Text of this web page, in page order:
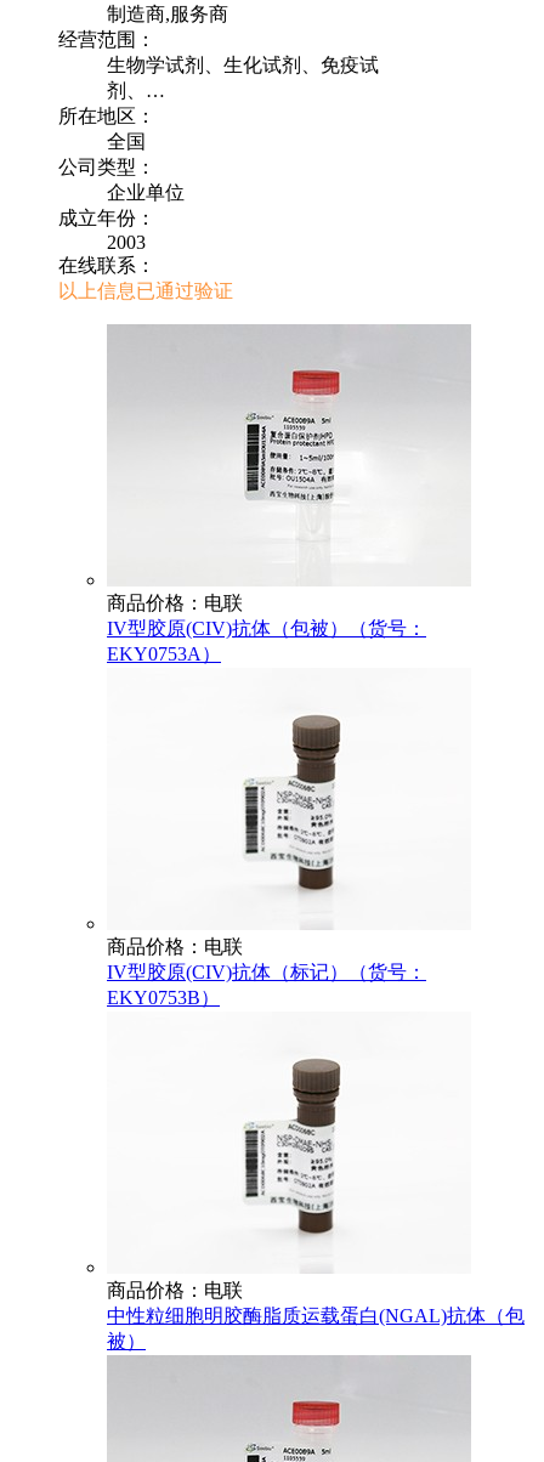
制造商,服务商
经营范围：
生物学试剂、生化试剂、免疫试
剂、…
所在地区：
全国
公司类型：
企业单位
成立年份：
2003
在线联系：
以上信息已通过验证
商品价格：电联
IV型胶原(CIV)抗体（包被）（货号：
EKY0753A）
商品价格：电联
IV型胶原(CIV)抗体（标记）（货号：
EKY0753B）
商品价格：电联
中性粒细胞明胶酶脂质运载蛋白(NGAL)抗体（包
被）